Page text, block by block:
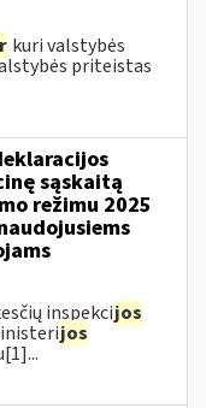
kuri valstybės
priteistas
sąskaitą
režimu 2025
inspekcijos
jos